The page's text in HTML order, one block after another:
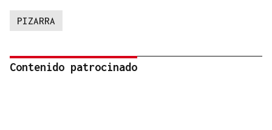
PIZARRA
Contenido patrocinado